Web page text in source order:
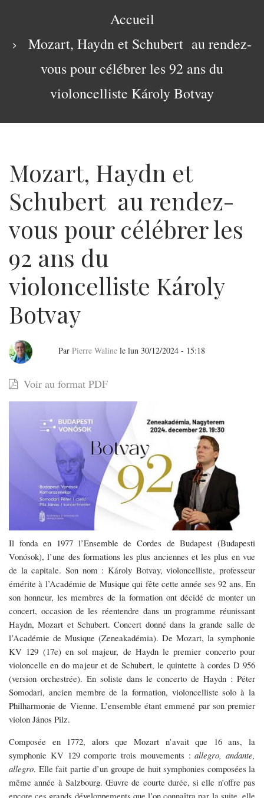
Accueil
Mozart, Haydn et Schubert au rendez-
vous pour célébrer les 92 ans du
violoncelliste Károly Botvay
Mozart, Haydn et
Schubert au rendez-
vous pour célébrer les
92 ans du
violoncelliste Károly
Botvay
Mozart,
Haydn
Schubert
rendez-
vous
pour
célébrer
les
92
ans
du
violoncelliste
Károly
Botvay
Par Pierre Waline le lun 30/12/2024 - 15:18
Voir au format PDF
Il fonda en 1977 l’Ensemble de Cordes de Budapest (Budapesti
Vonósok), l’une des formations les plus anciennes et les plus en vue
de la capitale. Son nom : Károly Botvay, violoncelliste, professeur
émérite à l’Académie de Musique qui fête cette année ses 92 ans. En
son honneur, les membres de la formation ont décidé de monter un
concert, occasion de les réentendre dans un programme réunissant
Haydn, Mozart et Schubert. Concert donné dans la grande salle de
l’Académie de Musique (Zeneakadémia). De Mozart, la symphonie
KV 129 (17e) en sol majeur, de Haydn le premier concerto pour
violoncelle en do majeur et de Schubert, le quintette à cordes D 956
(version orchestrée). En soliste dans le concerto de Haydn : Péter
Somodari, ancien membre de la formation, violoncelliste solo à la
Philharmonie de Vienne. L’ensemble étant emmené par son premier
violon János Pilz.
Composée en 1772, alors que Mozart n’avait que 16 ans, la
symphonie KV 129 comporte trois mouvements :allegro, andante,
allegro. Elle fait partie d’un groupe de huit symphonies composées la
même année à Salzbourg. Œuvre de courte durée, si elle n’offre pas
encore ces grands développements que l’on connaîtra par la suite, elle